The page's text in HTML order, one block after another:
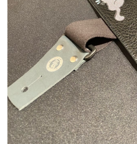
キーボード
管楽器
アンプ
DJ機器